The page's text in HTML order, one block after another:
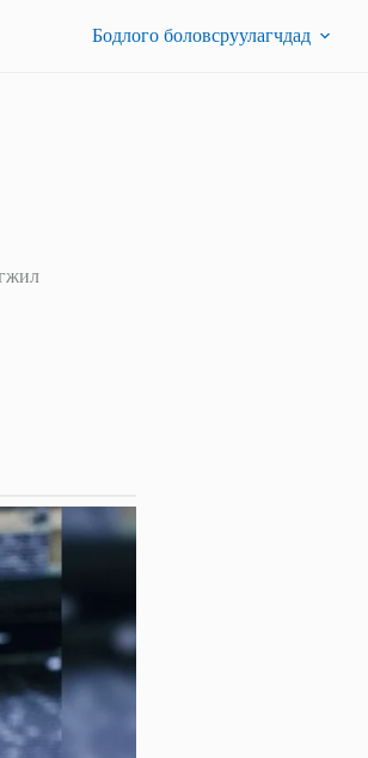
Бодлого боловсруулагчдад